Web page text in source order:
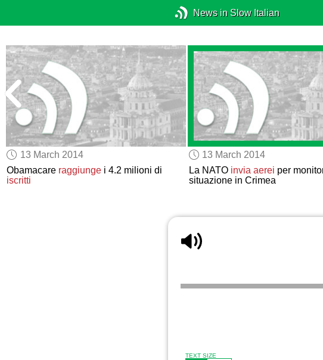
News in Slow Italian
13 March 2014
Obamacare raggiunge i 4.2 milioni di
iscritti
13 March 2014
La NATO invia aerei per
situazione in Crimea
TEXT SIZE